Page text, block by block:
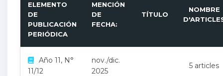
ELEMENTO
DE
PUBLICACIÓN
PERIÓDICA
MENCIÓN
DE
FECHA:
TÍTULO
NOMBRE
Año 11, N°
11/12
nov./dic.
2025
5 articles